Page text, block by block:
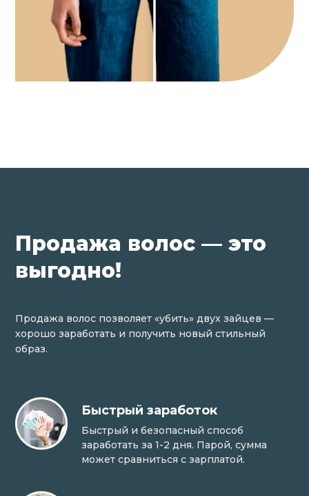
Продажа волос — это
выгодно!
Продажа волос позволяет «убить» двух зайцев —
хорошо заработать и получить новый стильный
образ.
Быстрый заработок
Быстрый и безопасный способ
заработать за 1-2 дня. Парой, сумма
может сравниться с зарплатой.